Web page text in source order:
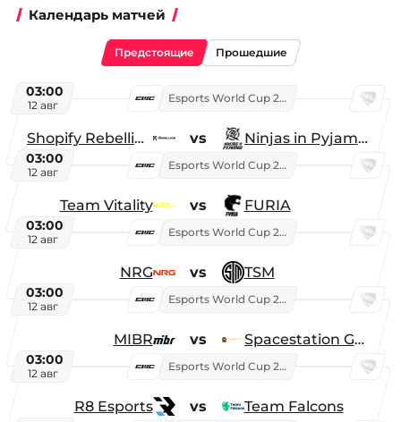
Календарь матчей
Предстоящие Прошедшие
03:00
12 авг
Esports World Cup 2026
Shopify Rebellion vs Ninjas in Pyjamas
03:00
12 авг
Esports World Cup 2026
Team Vitality vs FURIA
03:00
12 авг
Esports World Cup 2026
NRG vs TSM
03:00
12 авг
Esports World Cup 2026
MIBR vs Spacestation Gaming
03:00
12 авг
Esports World Cup 2026
R8 Esports vs Team Falcons